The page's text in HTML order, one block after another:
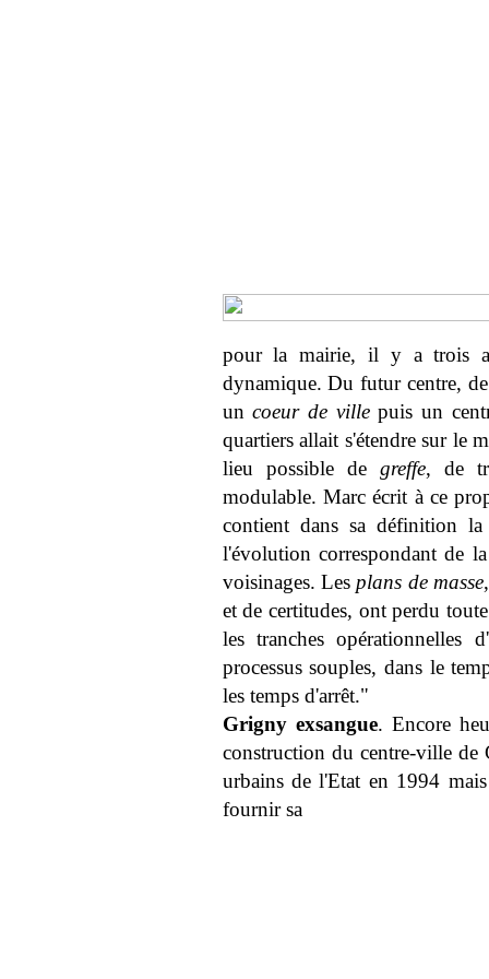
pour la mairie, il y a trois
dynamique. Du futur centre,
uncoeur de villepuis un
quartiers allait s'étendre sur le
lieu possible de greffe, de
modulable. Marc écrit à ce
contient dans sa définition la
l'évolution correspondant de
voisinages. Lesplans de masse
et de certitudes, ont perdu
les tranches opérationnelles
processus souples, dans le
les temps d'arrêt."
Grigny exsangue. Encore
construction du centre-ville de
urbains de l'Etat en 1994
fournir sa